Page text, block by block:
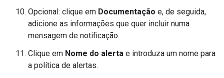
Opcional: clique em Documentação e, de seguida,
adicione as informações que quer incluir numa
mensagem de notificação.
Clique em Nome do alerta e introduza um nome para
a política de alertas.